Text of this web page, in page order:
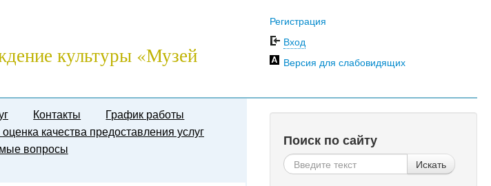
культуры «Музей
Регистрация
Вход
Версия для слабовидящих
Контакты
График работы
качества предоставления услуг
вопросы
Поиск по сайту
Искать